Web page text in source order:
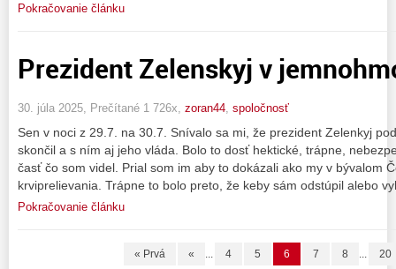
Pokračovanie článku
Prezident Zelenskyj v
30. júla 2025, Prečítané 1 726x, zoran44, spoločnosť
Sen v noci z 29.7. na 30.7. Snívalo sa mi, že prezident Zelenkyj
skončil a s ním aj jeho vláda. Bolo to dosť hektické, trápne,
časť čo som videl. Prial som im aby to dokázali ako my v bývalom
krviprelievania. Trápne to bolo preto, že keby sám odstúpil alebo
Pokračovanie článku
« Prvá « ... 4 5 6 7 8 ... 20